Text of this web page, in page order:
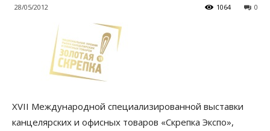
28/05/2012 0
1064
XVII Международной специализированной выставки
канцелярских и офисных товаров «Скрепка Экспо»,